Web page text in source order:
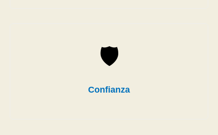
🛡
Confianza